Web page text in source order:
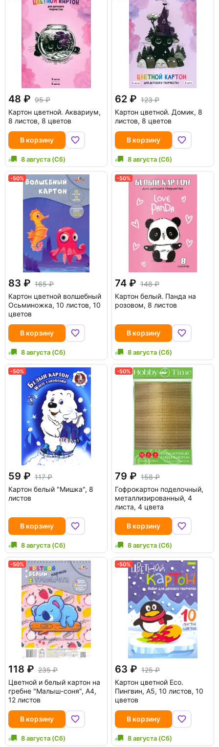
48
95
Картон цветной. Аквариум,
8 листов, 8 цветов
В корзину
8 августа (Сб)
62
123
Картон цветной. Домик, 8
листов, 8 цветов
В корзину
8 августа (Сб)
-50%
83
165
Картон цветной волшебный
Осьминожка, 10 листов, 10
цветов
В корзину
8 августа (Сб)
-50%
74
148
Картон белый. Панда на
розовом, 8 листов
В корзину
8 августа (Сб)
-50%
59
117
Картон белый "Мишка", 8
листов
В корзину
8 августа (Сб)
-50%
79
158
Гофрокартон поделочный,
металлизированный, 4
листа, 4 цвета
В корзину
8 августа (Сб)
-50%
118
235
Цветной и белый картон на
гребне "Малыш-соня", А4,
12 листов
В корзину
8 августа (Сб)
-50%
63
125
Картон цветной Eco.
Пингвин, А5, 10 листов, 10
цветов
В корзину
8 августа (Сб)